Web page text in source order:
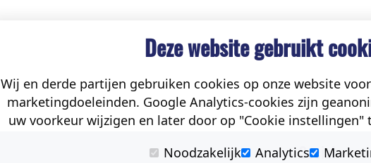
Social
Deze website gebruikt
Wij en derde partijen gebruiken cookies op onze website
marketingdoeleinden. Google Analytics-cookies zijn
uw voorkeur wijzigen en later door op "Cookie instellingen"
Noodzakelijk
Analytics